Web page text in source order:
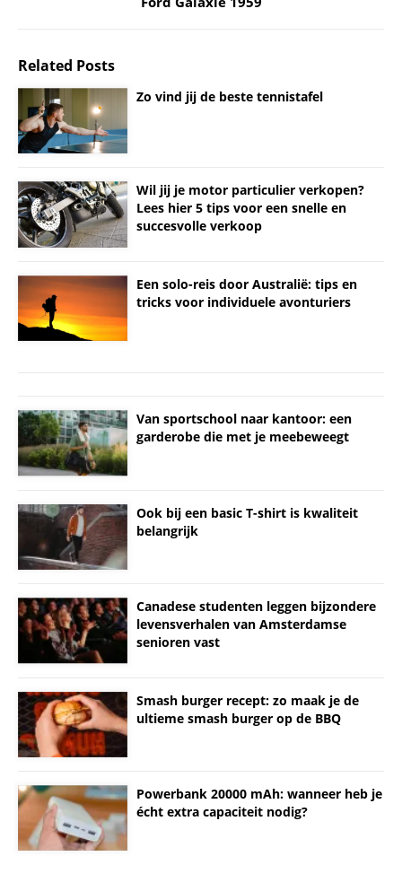
Related Posts
Zo vind jij de beste tennistafel
Wil jij je motor particulier verkopen?
Lees hier 5 tips voor een snelle en
succesvolle verkoop
Een solo-reis door Australië: tips en
tricks voor individuele avonturiers
Van sportschool naar kantoor: een
garderobe die met je meebeweegt
Ook bij een basic T-shirt is kwaliteit
belangrijk
Canadese studenten leggen bijzondere
levensverhalen van Amsterdamse
senioren vast
Smash burger recept: zo maak je de
ultieme smash burger op de BBQ
Powerbank 20000 mAh: wanneer heb je
écht extra capaciteit nodig?